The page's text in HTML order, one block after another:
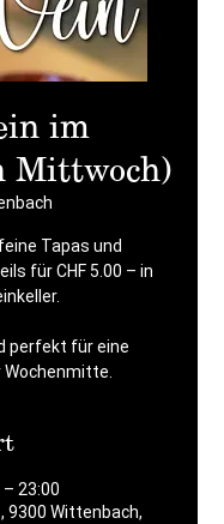
im
Mittwoch)
Tapas und
für CHF 5.00 – in
perfekt für eine
– 23:00
Wittenbach,